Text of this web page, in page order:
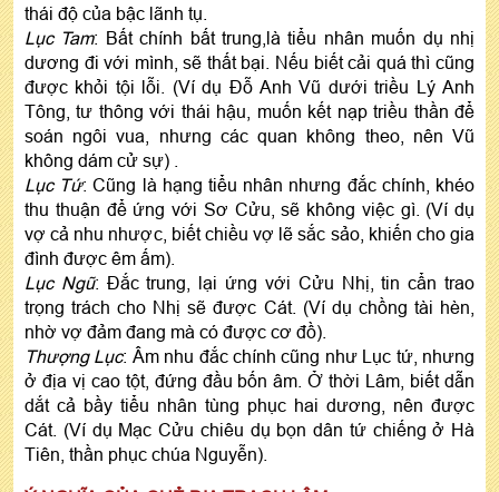
thái độ của bậc lãnh tụ.
Lục Tam: Bất chính bất trung,là tiểu nhân muốn dụ nhị
dương đi với mình, sẽ thất bại. Nếu biết cải quá thì cũng
được khỏi tội lỗi. (Ví dụ Đỗ Anh Vũ dưới triều Lý Anh
Tông, tư thông với thái hậu, muốn kết nạp triều thần để
soán ngôi vua, nhưng các quan không theo, nên Vũ
không dám cử sự) .
Lục Tứ: Cũng là hạng tiểu nhân nhưng đắc chính, khéo
thu thuận để ứng với Sơ Cửu, sẽ không việc gì. (Ví dụ
vợ cả nhu nhược, biết chiều vợ lẽ sắc sảo, khiến cho gia
đình được êm ấm).
Lục Ngũ: Đắc trung, lại ứng với Cửu Nhị, tin cẩn trao
trọng trách cho Nhị sẽ được Cát. (Ví dụ chồng tài hèn,
nhờ vợ đảm đang mà có được cơ đồ).
Thượng Lục: Âm nhu đắc chính cũng như Lục tứ, nhưng
ở địa vị cao tột, đứng đầu bốn âm. Ở thời Lâm, biết dẫn
dắt cả bầy tiểu nhân tùng phục hai dương, nên được
Cát. (Ví dụ Mạc Cửu chiêu dụ bọn dân tứ chiếng ở Hà
Tiên, thần phục chúa Nguyễn).